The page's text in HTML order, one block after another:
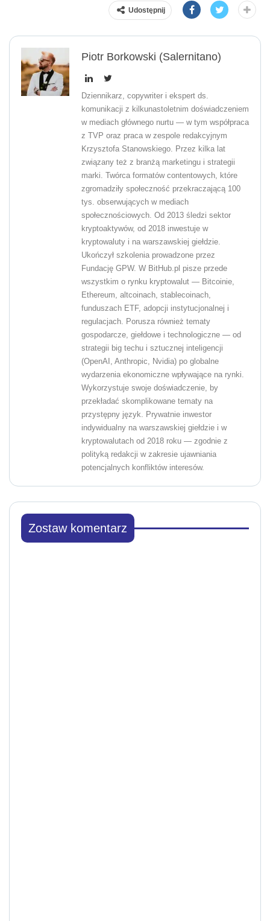
Udostępnij
Piotr Borkowski (Salernitano)
Dziennikarz, copywriter i ekspert ds.
komunikacji z kilkunastoletnim doświadczeniem
w mediach głównego nurtu — w tym współpraca
z TVP oraz praca w zespole redakcyjnym
Krzysztofa Stanowskiego. Przez kilka lat
związany też z branżą marketingu i strategii
marki. Twórca formatów contentowych, które
zgromadziły społeczność przekraczającą 100
tys. obserwujących w mediach
społecznościowych. Od 2013 śledzi sektor
kryptoaktywów, od 2018 inwestuje w
kryptowaluty i na warszawskiej giełdzie.
Ukończył szkolenia prowadzone przez
Fundację GPW. W BitHub.pl pisze przede
wszystkim o rynku kryptowalut — Bitcoinie,
Ethereum, altcoinach, stablecoinach,
funduszach ETF, adopcji instytucjonalnej i
regulacjach. Porusza również tematy
gospodarcze, giełdowe i technologiczne — od
strategii big techu i sztucznej inteligencji
(OpenAI, Anthropic, Nvidia) po globalne
wydarzenia ekonomiczne wpływające na rynki.
Wykorzystuje swoje doświadczenie, by
przekładać skomplikowane tematy na
przystępny język. Prywatnie inwestor
indywidualny na warszawskiej giełdzie i w
kryptowalutach od 2018 roku — zgodnie z
polityką redakcji w zakresie ujawniania
potencjalnych konfliktów interesów.
Zostaw komentarz